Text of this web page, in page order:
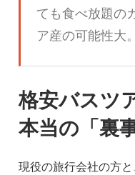
ても食べ放題の
ア産の可能性大。
格安バスツ
本当の「裏
現役の旅行会社の方と